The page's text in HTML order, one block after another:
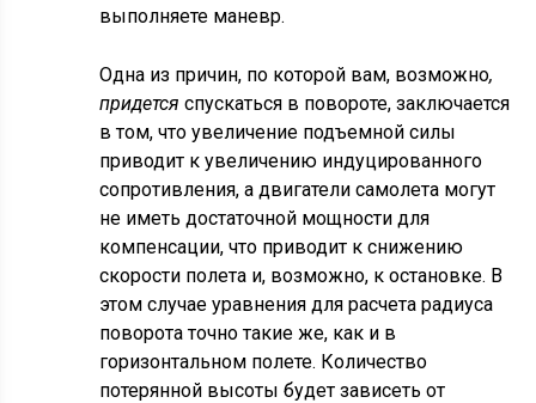
выполняете маневр.
Одна из причин, по которой вам, возможно,
придетсяспускаться в повороте, заключается
в том, что увеличение подъемной силы
приводит к увеличению индуцированного
сопротивления, а двигатели самолета могут
не иметь достаточной мощности для
компенсации, что приводит к снижению
скорости полета и, возможно, к остановке. В
этом случае уравнения для расчета радиуса
поворота точно такие же, как и в
горизонтальном полете. Количество
потерянной высоты будет зависеть от